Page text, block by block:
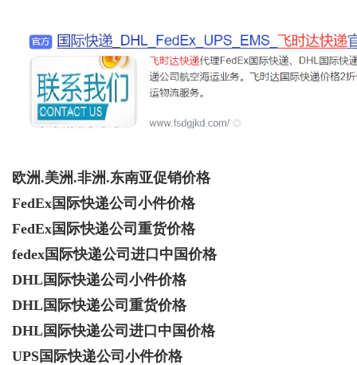
欧洲.美洲.非洲.东南亚促销价格
FedEx国际快递公司小件价格
FedEx国际快递公司重货价格
fedex国际快递公司进口中国价格
DHL国际快递公司小件价格
DHL国际快递公司重货价格
DHL国际快递公司进口中国价格
UPS国际快递公司小件价格